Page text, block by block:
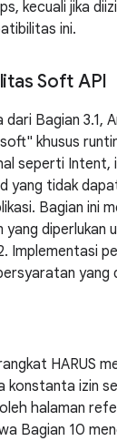
kecuali jika
ini.
Soft API
dari Bagian 3.1,
khusus
seperti Intent,
yang tidak
Bagian ini
yang diperlukan
Implementasi
yang
HARUS
konstanta izin
halaman
Bagian 10